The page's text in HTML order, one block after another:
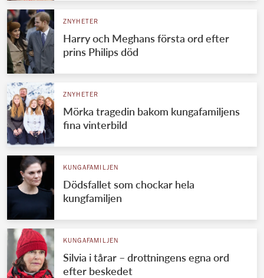
VÄRLDENS KUNGAHUS
Svenska kungahuset
Brittiska kungahuset
Danska kungahuset
Spanska kungahuset
Jordanska kungahuset
Luxemburgska storhertighuset
Japanska kejsarhuset
Thailändska kungahuset
Marockanska kungahuset
REDAKTION
ZNYHETER
Harry och Meghans första ord efter
prins Philips död
ZNYHETER
Mörka tragedin bakom kungafamiljens
fina vinterbild
KUNGAFAMILJEN
Dödsfallet som chockar hela
kungfamiljen
KUNGAFAMILJEN
Silvia i tårar – drottningens egna ord
efter beskedet